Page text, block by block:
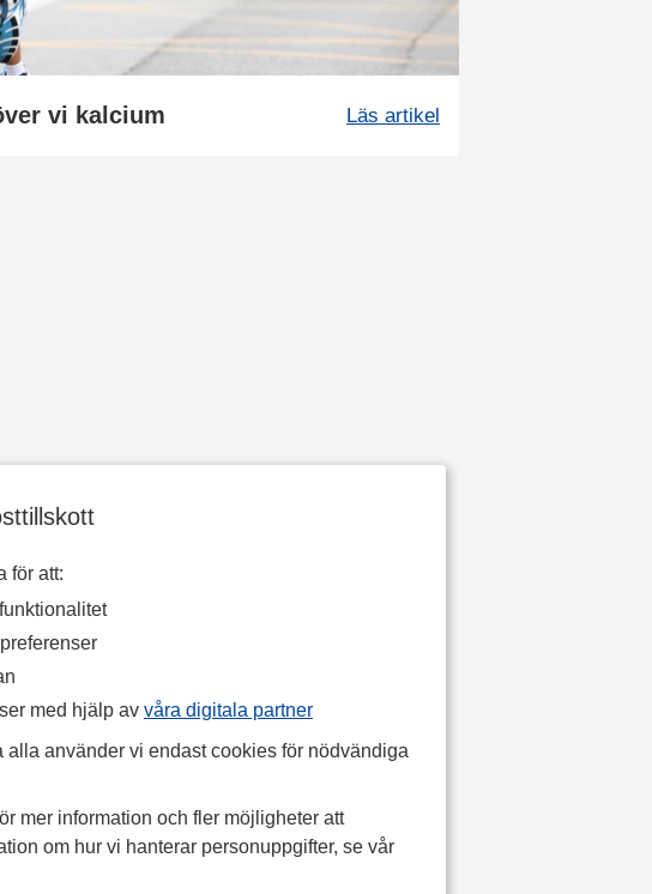
för att:
med hjälp av våra digitala partner
alla använder vi endast cookies för nödvändiga
mer information och fler möjligheter att
om hur vi hanterar personuppgifter, se vår
vi kalcium Läs artikel